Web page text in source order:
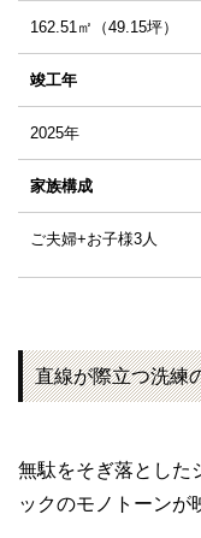
162.51㎡（49.15坪）
竣工年
2025年
家族構成
ご夫婦+お子様3人
直線が際立つ洗練
無駄をそぎ落とした
ックのモノトーンが